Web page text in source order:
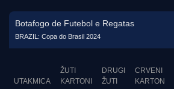
Botafogo de Futebol e Regatas
BRAZIL: Copa do Brasil 2024
UTAKMICA
ŽUTI
KARTONI
DRUGI
ŽUTI
CRVENI
KARTON